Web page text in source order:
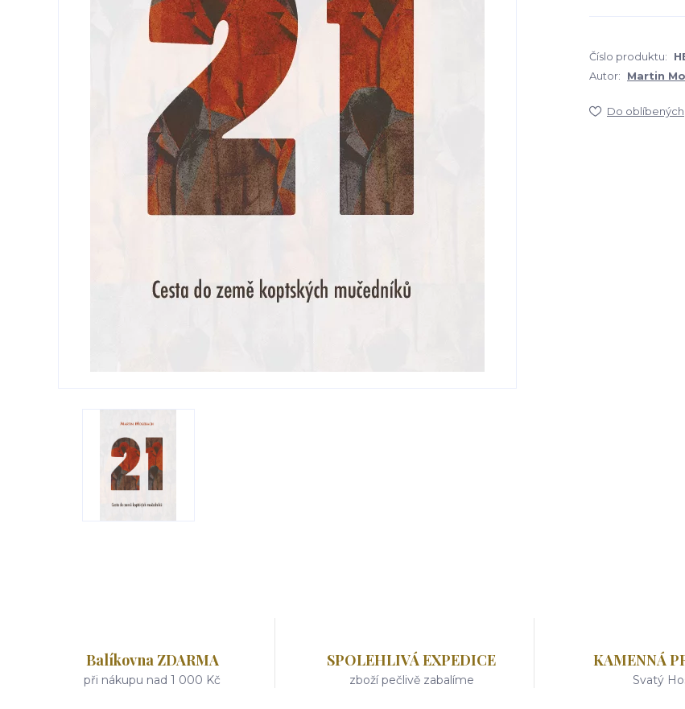
Číslo produktu:
Autor:
Martin
Do oblíbených
Balíkovna ZDARMA
při nákupu nad 1 000 Kč
SPOLEHLIVÁ EXPEDICE
zboží pečlivě zabalíme
KAMENNÁ
Svatý